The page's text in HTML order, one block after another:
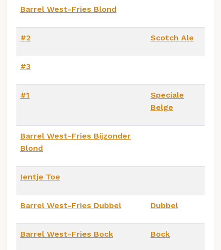
Barrel West-Fries Blond
#2 Scotch Ale
#3
#1
Speciale
Belge
Barrel West-Fries Bijzonder
Blond
Ientje Toe
Barrel West-Fries Dubbel Dubbel
Barrel West-Fries Bock Bock